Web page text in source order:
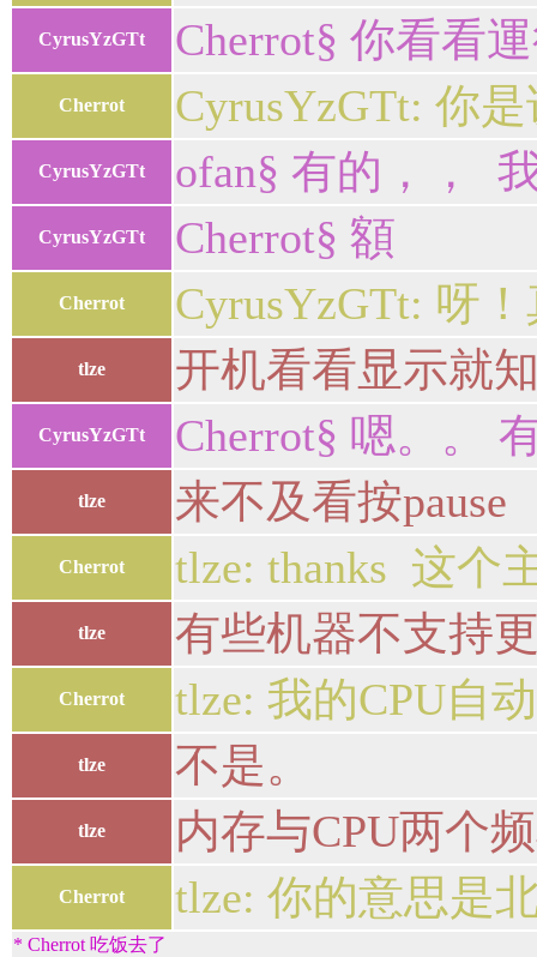
CyrusYzGTt Cherrot§ 你看看
Cherrot CyrusYzGTt: 你
CyrusYzGTt ofan§ 有的，，
CyrusYzGTt Cherrot§ 額
Cherrot CyrusYzGTt: 呀
tlze 开机看看显示就
CyrusYzGTt Cherrot§ 嗯。。
tlze 来不及看按pause
Cherrot tlze: thanks 这个
tlze 有些机器不支持
Cherrot tlze: 我的CPU自
tlze 不是。
tlze 内存与CPU两个
Cherrot tlze: 你的意思是
* Cherrot 吃饭去了